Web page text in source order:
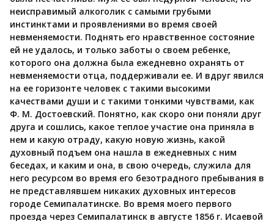
неисправимый алкоголик с самыми грубыми
инстинктами и проявлениями во время своей
невменяемости. Поднять его нравственное состояние
ей не удалось, и только заботы о своем ребенке,
которого она должна была ежедневно охранять от
невменяемости отца, поддерживали ее. И вдруг явился
на ее горизонте человек с такими высокими
качествами души и с такими тонкими чувствами, как
Ф. М. Достоевский. Понятно, как скоро они поняли друг
друга и сошлись, какое теплое участие она приняла в
нем и какую отраду, какую новую жизнь, какой
духовный подъем она нашла в ежедневных с ним
беседах, и каким и она, в свою очередь, служила для
него ресурсом во время его безотрадного пребывания в
не представлявшем никаких духовных интересов
городе Семипалатинске. Во время моего первого
проезда через Семипалатинск в августе 1856 г. Исаевой